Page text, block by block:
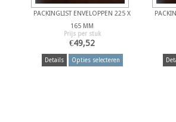
PACKINGLIST ENVELOPPEN 225 X
165 MM
Prijs per stuk
€49,52
Details Opties selecteren